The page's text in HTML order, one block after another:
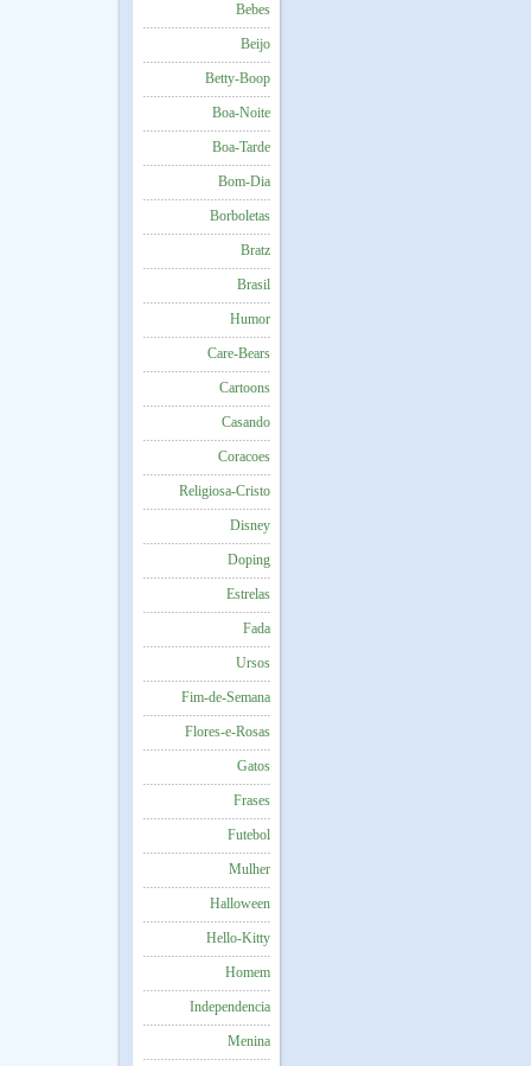
Bebes
Beijo
Betty-Boop
Boa-Noite
Boa-Tarde
Bom-Dia
Borboletas
Bratz
Brasil
Humor
Care-Bears
Cartoons
Casando
Coracoes
Religiosa-Cristo
Disney
Doping
Estrelas
Fada
Ursos
Fim-de-Semana
Flores-e-Rosas
Gatos
Frases
Futebol
Mulher
Halloween
Hello-Kitty
Homem
Independencia
Menina